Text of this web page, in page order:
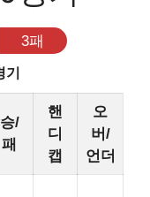
3패
승/
패
핸
디
캡
오
버/
언더